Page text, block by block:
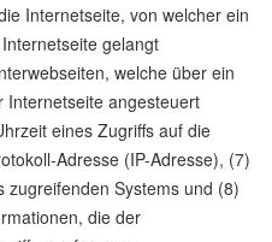
Internetseite, von welcher ein
gelangt
welche über ein
Internetseite angesteuert
eines Zugriffs auf die
Adresse (IP-Adresse), (7)
Systems und (8)
die der